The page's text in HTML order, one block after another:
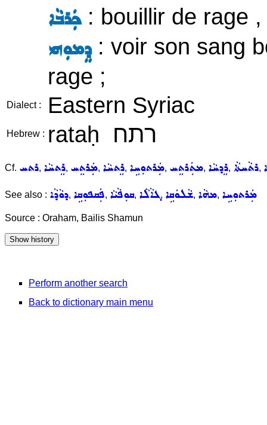
ܟܲܪܒܵܐ: bouillir de rage
ܕܸܡܘܼܗܝ: voir son sang
rage ;
Dialect : Eastern Syriac
Hebrew : rataḥ רתח
Cf. ܪܬܚ, ܪܸܬܚܵܐ, ܡܲܪܬܸܚ, ܪܸܬܚܵܐ, ܡܲܪܬܘܼܚܹܐ, ܡܬܲܪܬܸܚ, ܪܸܕܚܵܐ, ܪܬܵܚܬܵܐ,
See also : ܕܘܵܕܵܐ, ܦܲܩܦܘܼܩܹܐ, ܩܘܼܦܵܝܵܐ, ܓܐܵܠܵܐ, ܫܵܠܘܿܩܹܐ, ܡܗܵܐ, ܡܲܪܬܘܼܚܹܐ
Source : Oraham, Bailis Shamun
Perform another search
Back to dictionary main menu